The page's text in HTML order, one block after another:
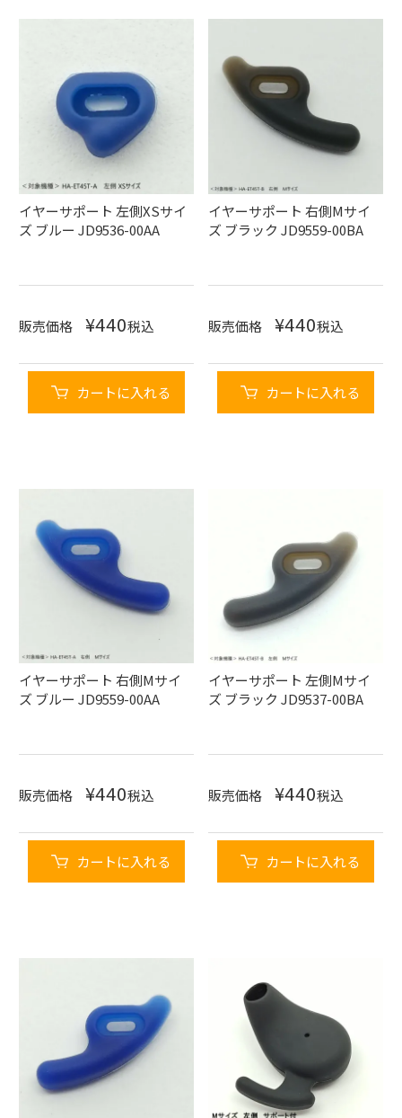
イヤーサポート 左側XSサイ
ズ ブルー JD9536-00AA
販売価格 ¥440税込
カートに入れる
イヤーサポート 右側Mサイ
ズ ブラック JD9559-00BA
販売価格 ¥440税込
カートに入れる
イヤーサポート 右側Mサイ
ズ ブルー JD9559-00AA
販売価格 ¥440税込
カートに入れる
イヤーサポート 左側Mサイ
ズ ブラック JD9537-00BA
販売価格 ¥440税込
カートに入れる